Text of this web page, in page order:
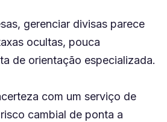
gerenciar divisas parece
ocultas, pouca
de orientação especializada.
com um serviço de
cambial de ponta a